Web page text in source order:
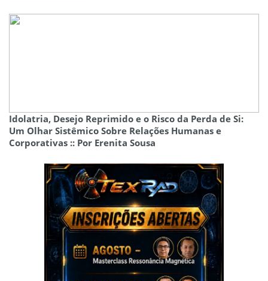
Idolatria, Desejo Reprimido e o Risco da Perda de Si:
Um Olhar Sistêmico Sobre Relações Humanas e
Corporativas :: Por Erenita Sousa